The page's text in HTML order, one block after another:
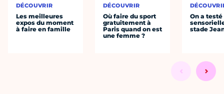
DÉCOUVRIR
Les meilleures
expos du moment
à faire en famille
DÉCOUVRIR
Où faire du sport
gratuitement à
Paris quand on est
une femme ?
On a
stade